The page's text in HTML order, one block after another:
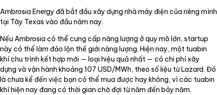
Ambrosia Energy đã bắt đầu xây dựng nhà máy điện của riêng mình
tại Tây Texas vào đầu năm nay.
Nếu Ambrosia có thể cung cấp năng lượng ở quy mô lớn, startup
này có thể làm đảo lộn thế giới năng lượng. Hiện nay, một tuabin
khí chu trình kết hợp mới — loại hiệu quả nhất — có chi phí xây
dựng và vận hành khoảng 107 USD/MWh, theo số liệu từ Lazard. Đó
là chưa kể đến việc bạn có thể mua được hay không, vì các tuabin
khí hiện nay đang có thời gian chờ đợi từ năm đến bảy năm.